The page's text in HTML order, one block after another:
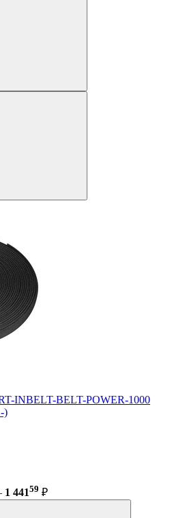
INBELT-BELT-POWER-1000
)
1 44159 ₽